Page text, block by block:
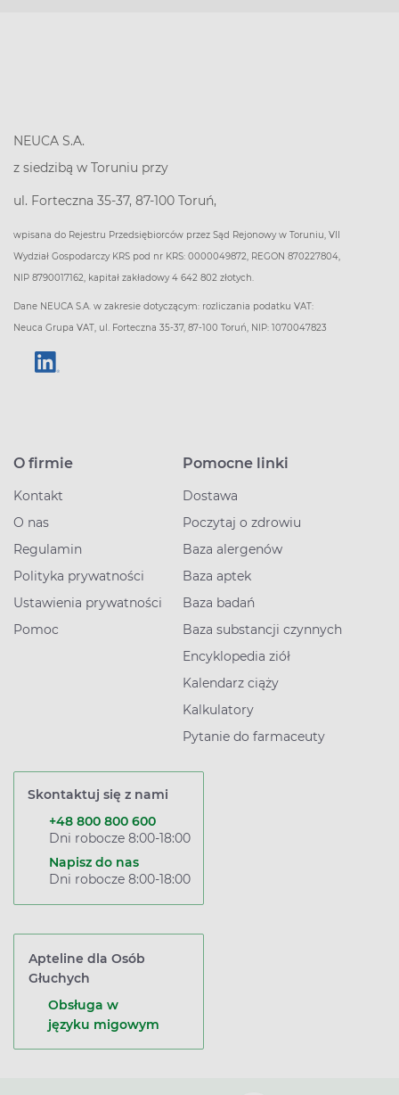
NEUCA S.A.
z siedzibą w Toruniu przy
ul. Forteczna 35-37, 87-100 Toruń,
wpisana do Rejestru Przedsiębiorców przez Sąd Rejonowy w Toruniu, VII
Wydział Gospodarczy KRS pod nr KRS: 0000049872, REGON 870227804,
NIP 8790017162, kapitał zakładowy 4 642 802 złotych.
Dane NEUCA S.A. w zakresie dotyczącym: rozliczania podatku VAT:
Neuca Grupa VAT, ul. Forteczna 35-37, 87-100 Toruń, NIP: 1070047823
O firmie
Kontakt
O nas
Regulamin
Polityka prywatności
Ustawienia prywatności
Pomoc
Pomocne linki
Dostawa
Poczytaj o zdrowiu
Baza alergenów
Baza aptek
Baza badań
Baza substancji czynnych
Encyklopedia ziół
Kalendarz ciąży
Kalkulatory
Pytanie do farmaceuty
Skontaktuj się z nami
+48 800 800 600
Dni robocze 8:00-18:00
Napisz do nas
Dni robocze 8:00-18:00
Apteline dla Osób
Głuchych
Obsługa w
języku migowym